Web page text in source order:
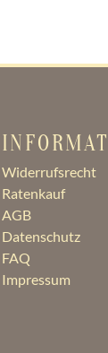
Widerrufsrecht
Ratenkauf
AGB
Datenschutz
FAQ
Impressum